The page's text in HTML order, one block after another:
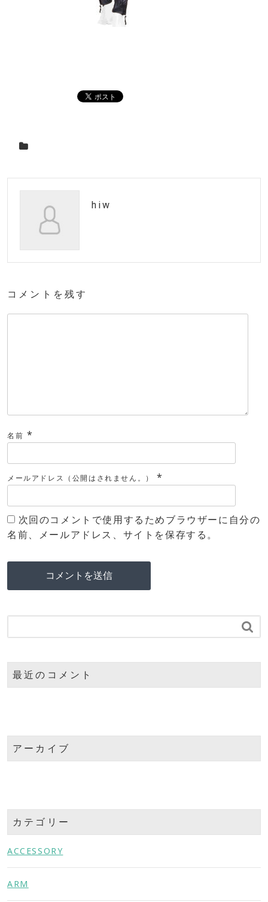
hiw
コメントを残す
名前 *
メールアドレス（公開はされません。） *
次回のコメントで使用するためブラウザーに自分の
名前、メールアドレス、サイトを保存する。

最近のコメント
アーカイブ
カテゴリー
ACCESSORY
ARM